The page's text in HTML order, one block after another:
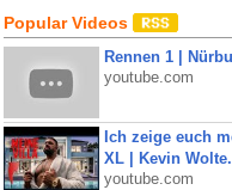
Popular Videos
Rennen 1 |
youtube.com
Ich zeige euch
XL | Kevin
youtube.com